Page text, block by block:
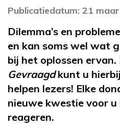
Publicatiedatum: 21
Dilemma’s en
en kan soms wel wat
bij het oplossen
Gevraagdkunt u
helpen lezers! Elke
nieuwe kwestie voor
reageren.